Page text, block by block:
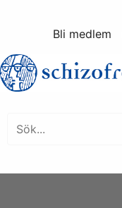
Bli medlem